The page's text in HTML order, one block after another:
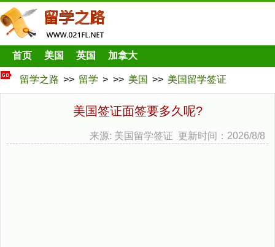
首页 美国 英国 加拿大
留学之路 >> 留学 > >> 美国 >> 美国留学签证
美国签证面签要多久呢?
来源: 美国留学签证 更新时间：2026/8/8